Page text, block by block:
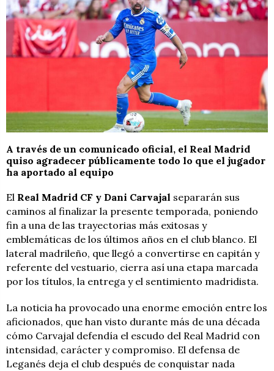
A través de un comunicado oficial, el Real Madrid
quiso agradecer públicamente todo lo que el jugador
ha aportado al equipo
El Real Madrid CF y Dani Carvajal separarán sus
caminos al finalizar la presente temporada, poniendo
fin a una de las trayectorias más exitosas y
emblemáticas de los últimos años en el club blanco. El
lateral madrileño, que llegó a convertirse en capitán y
referente del vestuario, cierra así una etapa marcada
por los títulos, la entrega y el sentimiento madridista.
La noticia ha provocado una enorme emoción entre los
aficionados, que han visto durante más de una década
cómo Carvajal defendía el escudo del Real Madrid con
intensidad, carácter y compromiso. El defensa de
Leganés deja el club después de conquistar nada